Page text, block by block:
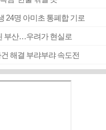
24명 아미초 통폐합 기로
부산…우려가 현실로
해결 부랴부랴 속도전